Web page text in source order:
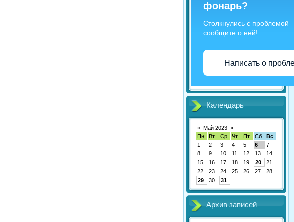
фонарь?
Столкнулись с проблемой
сообщите о ней!
Написать о
Календарь
« Май 2023 »
Пн
Вт Ср Чт Пт Сб
Вс
1
2 3 4 5 6
7
8
9 10 11 12 13
14
15
16 17 18 19 20
21
22
23 24 25 26 27
28
29
30 31
Архив записей